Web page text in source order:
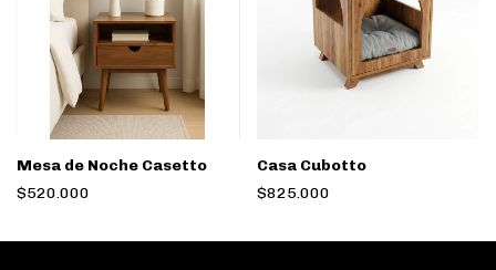
Mesa de Noche Casetto
$520.000
Casa Cubotto
$825.000